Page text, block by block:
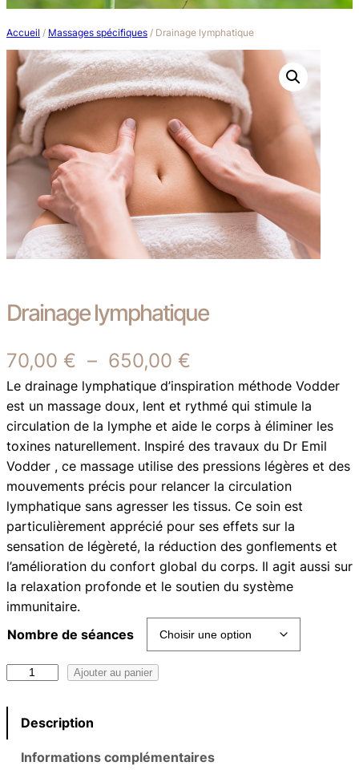
Accueil / Massages spécifiques / Drainage lymphatique
Drainage lymphatique
70,00 € – 650,00 €
l
a
g
e
d
e
p
i
7
Le drainage lymphatique d’inspiration méthode Vodder
est un massage doux, lent et rythmé qui stimule la
circulation de la lymphe et aide le corps à éliminer les
toxines naturellement. Inspiré des travaux du Dr Emil
Vodder , ce massage utilise des pressions légères et des
mouvements précis pour relancer la circulation
lymphatique sans agresser les tissus. Ce soin est
particulièrement apprécié pour ses effets sur la
sensation de légèreté, la réduction des gonflements et
l’amélioration du confort global du corps. Il agit aussi sur
la relaxation profonde et le soutien du système
immunitaire.
Nombre de séances
Ajouter au panier
Description
Informations complémentaires